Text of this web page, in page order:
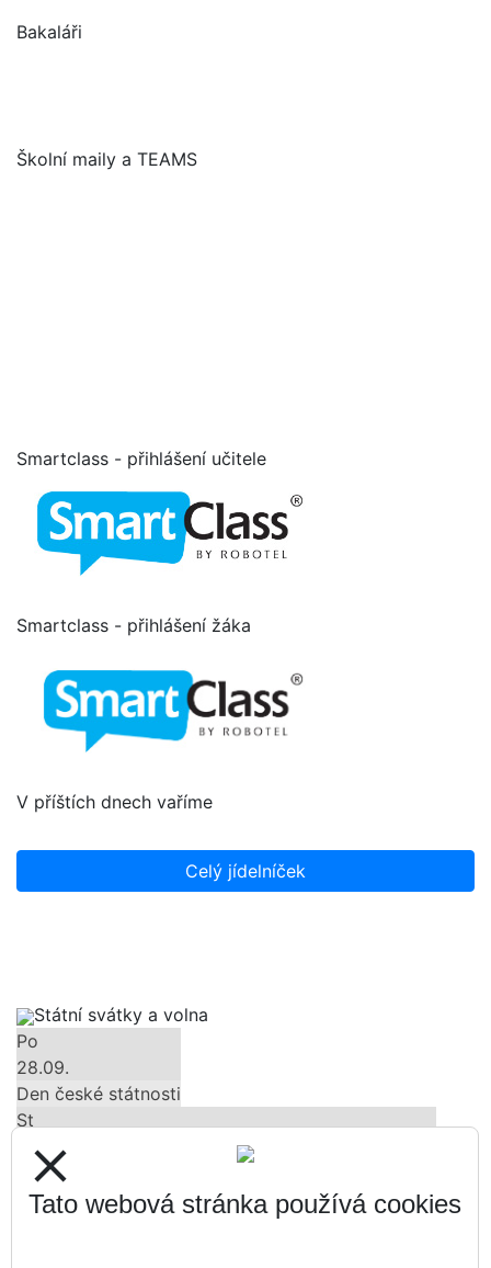
Bakaláři
Školní maily a TEAMS
Smartclass - přihlášení učitele
Smartclass - přihlášení žáka
V příštích dnech vaříme
Celý jídelníček
Státní svátky a volna
Po
28.09.
Den české státnosti
St
28.10.
Den vzniku samostatného československého státu
Út
close
Tato webová stránka používá cookies